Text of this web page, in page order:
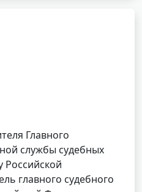
Главного
службы судебных
Российской
главного судебного